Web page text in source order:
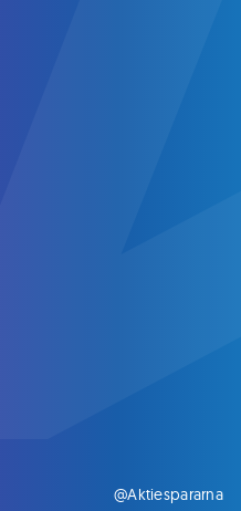
@Aktiespararna